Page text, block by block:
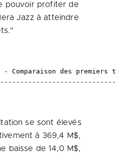
pouvoir profiter de
Jazz à atteindre
Comparaison des premiers
se sont élevés
à 369,4 M$,
baisse de 14,0 M$,